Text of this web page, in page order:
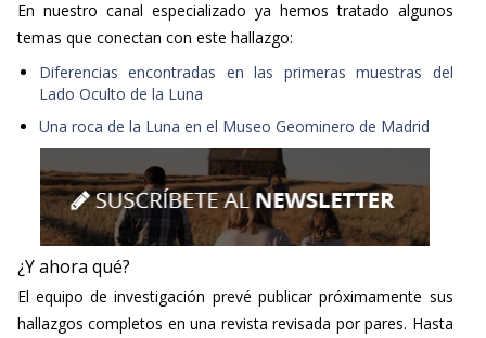
En nuestro canal especializado ya hemos tratado algunos
temas que conectan con este hallazgo:
Diferencias encontradas en las primeras muestras del
Lado Oculto de la Luna
Una roca de la Luna en el Museo Geominero de Madrid
¿Y ahora qué?
El equipo de investigación prevé publicar próximamente sus
hallazgos completos en una revista revisada por pares. Hasta